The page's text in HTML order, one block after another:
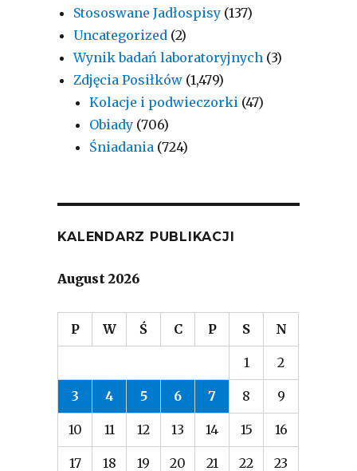
Stososwane Jadłospisy (137)
Uncategorized (2)
Wynik badań laboratoryjnych (3)
Zdjęcia Posiłków (1,479)
Kolacje i podwieczorki (47)
Obiady (706)
Śniadania (724)
KALENDARZ PUBLIKACJI
August 2026
P W Ś C P S N
1 2
3 4 5 6 7 8 9
10 11 12 13 14 15 16
17 18 19 20 21 22 23